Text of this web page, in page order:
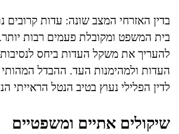
בדין האזרחי המצב שונה: עדות קרובים
בית המשפט ומקובלת פעמים רבות
להעריך את משקל העדות ביחס
העדות ולמהימנות העד. ההבדל המהותי
לדין הפלילי נעוץ בטיב הנטל הראייתי
שיקולים אתיים ומשפטיים